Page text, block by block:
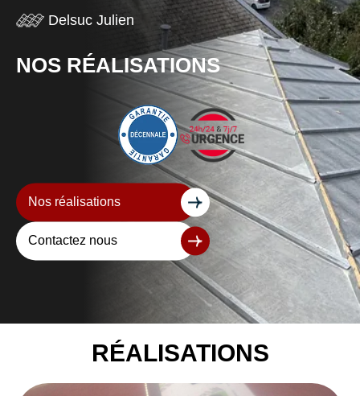
Delsuc Julien
NOS RÉALISATIONS
Nos réalisations
Contactez nous
RÉALISATIONS